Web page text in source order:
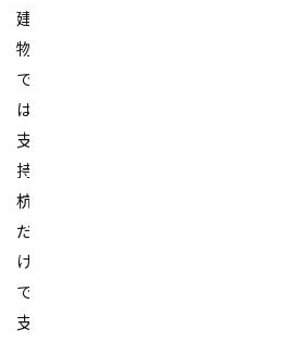
建
物
で
は
支
持
杭
だ
け
で
支